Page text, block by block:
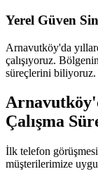
Yerel Güven
Arnavutköy'da
çalışıyoruz.
süreçlerini biliyoruz.
Çalışma
İlk telefon
müşterilerimize